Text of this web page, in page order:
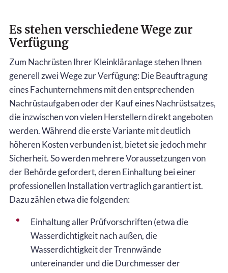
Es stehen verschiedene Wege zur
Verfügung
Zum Nachrüsten Ihrer Kleinkläranlage stehen Ihnen
generell zwei Wege zur Verfügung: Die Beauftragung
eines Fachunternehmens mit den entsprechenden
Nachrüstaufgaben oder der Kauf eines Nachrüstsatzes,
die inzwischen von vielen Herstellern direkt angeboten
werden. Während die erste Variante mit deutlich
höheren Kosten verbunden ist, bietet sie jedoch mehr
Sicherheit. So werden mehrere Voraussetzungen von
der Behörde gefordert, deren Einhaltung bei einer
professionellen Installation vertraglich garantiert ist.
Dazu zählen etwa die folgenden:
Einhaltung aller Prüfvorschriften (etwa die
Wasserdichtigkeit nach außen, die
Wasserdichtigkeit der Trennwände
untereinander und die Durchmesser der